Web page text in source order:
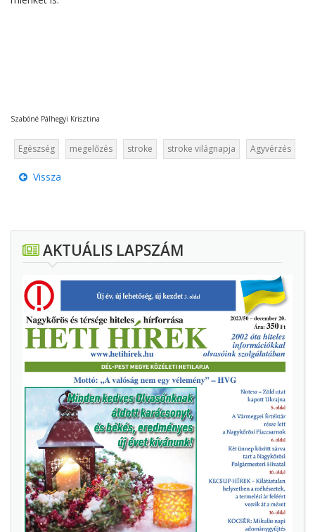
Szabóné Pálhegyi Krisztina
Egészség megelőzés stroke stroke világnapja Agyvérzés
Vissza
AKTUÁLIS LAPSZÁM